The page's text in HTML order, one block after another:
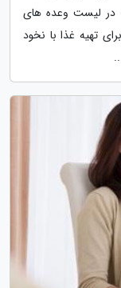
در لیست وعده های
تهیه غذا با نخود